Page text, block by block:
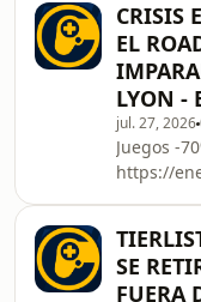
https://
https://
Referido
https://
INTRO
ADC
ARRASA
HABLA de
CRISIS
EL
LYON -
jul. 27, 2026
Juegos -
https://
GamePass Descuentos Exclusivos
Juegos de
SE
FUERA